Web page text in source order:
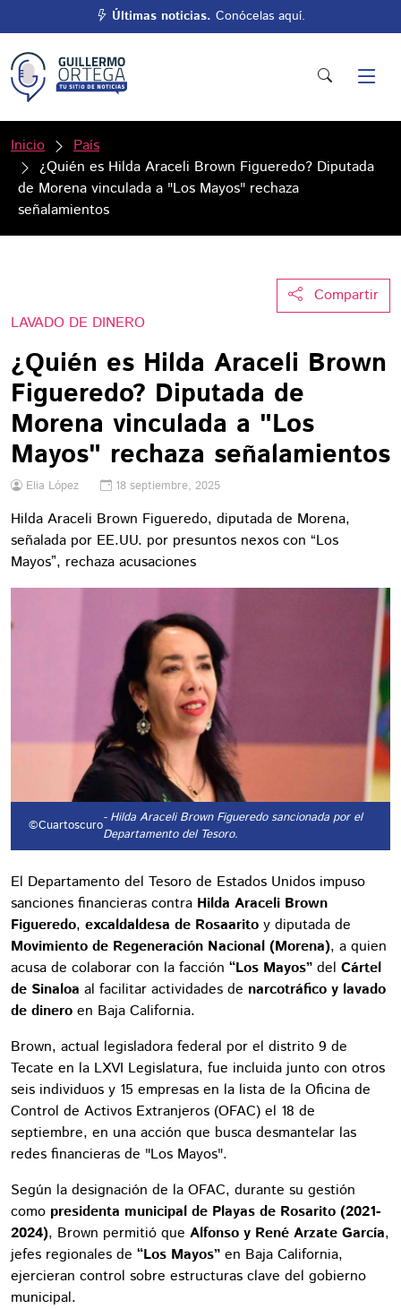
Últimas noticias. Conócelas aquí.
Inicio
País
¿Quién es Hilda Araceli Brown Figueredo? Diputada
de Morena vinculada a "Los Mayos" rechaza
señalamientos
Compartir
LAVADO DE DINERO
¿Quién es Hilda Araceli Brown
Figueredo? Diputada de
Morena vinculada a "Los
Mayos" rechaza señalamientos
Elia López 18 septiembre, 2025
Hilda Araceli Brown Figueredo, diputada de Morena,
señalada por EE.UU. por presuntos nexos con “Los
Mayos”, rechaza acusaciones
©Cuartoscuro- Hilda Araceli Brown Figueredo sancionada por el
Departamento del Tesoro.
El Departamento del Tesoro de Estados Unidos impuso
sanciones financieras contra Hilda Araceli Brown
Figueredo, excaldaldesa de Rosaarito y diputada de
Movimiento de Regeneración Nacional (Morena), a quien
acusa de colaborar con la facción “Los Mayos” del Cártel
de Sinaloa al facilitar actividades de narcotráfico y lavado
de dinero en Baja California.
Brown, actual legisladora federal por el distrito 9 de
Tecate en la LXVI Legislatura, fue incluida junto con otros
seis individuos y 15 empresas en la lista de la Oficina de
Control de Activos Extranjeros (OFAC) el 18 de
septiembre, en una acción que busca desmantelar las
redes financieras de "Los Mayos".
Según la designación de la OFAC, durante su gestión
como presidenta municipal de Playas de Rosarito (2021-
2024), Brown permitió que Alfonso y René Arzate García,
jefes regionales de “Los Mayos” en Baja California,
ejercieran control sobre estructuras clave del gobierno
municipal.